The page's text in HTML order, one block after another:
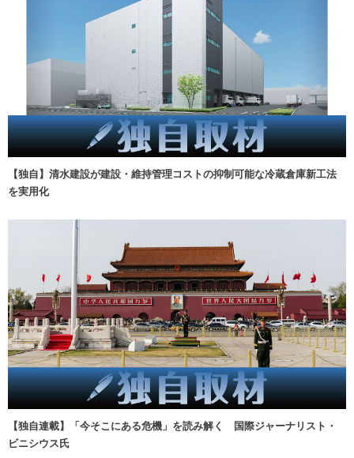
【独自】清水建設が建設・維持管理コストの抑制可能な冷蔵倉庫新工法
を実用化
【独自連載】「今そこにある危機」を読み解く 国際ジャーナリスト・
ビニシウス氏